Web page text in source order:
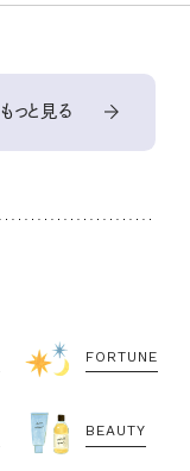
っと見る
FORTUNE
BEAUTY